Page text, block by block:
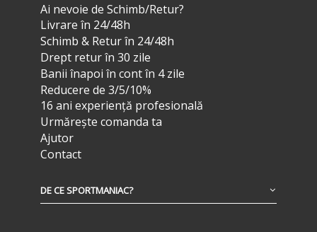
Ai nevoie de Schimb/Retur?
Livrare în 24/48h
Schimb & Retur în 24/48h
Drept retur în 30 zile
Banii înapoi în cont în 4 zile
Reducere de 3/5/10%
16 ani experiență profesională
Urmărește comanda ta
Ajutor
Contact
DE CE SPORTMANIAC?